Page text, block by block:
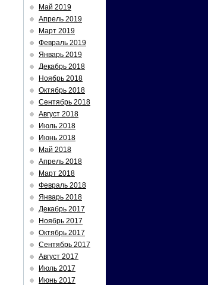
Май 2019
Апрель 2019
Март 2019
Февраль 2019
Январь 2019
Декабрь 2018
Ноябрь 2018
Октябрь 2018
Сентябрь 2018
Август 2018
Июль 2018
Июнь 2018
Май 2018
Апрель 2018
Март 2018
Февраль 2018
Январь 2018
Декабрь 2017
Ноябрь 2017
Октябрь 2017
Сентябрь 2017
Август 2017
Июль 2017
Июнь 2017